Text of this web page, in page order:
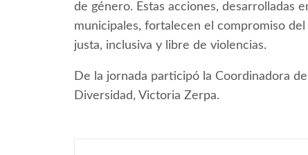
de género. Estas acciones, desarrolladas
municipales, fortalecen el compromiso
justa, inclusiva y libre de violencias.
De la jornada participó la Coordinadora
Diversidad, Victoria Zerpa.